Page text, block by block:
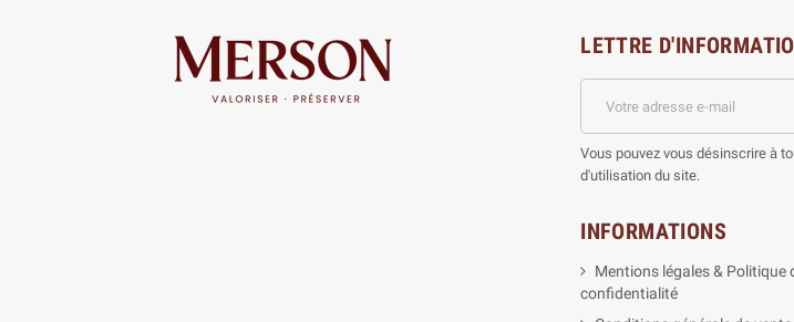
LETTRE
Vous pouvez vous désinscrire à
d'utilisation du site.
INFORMATIONS
Mentions légales & Politique
confidentialité